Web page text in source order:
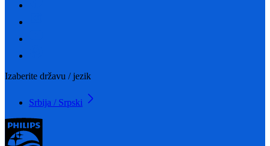
Izaberite državu / jezik
Srbija / Srpski